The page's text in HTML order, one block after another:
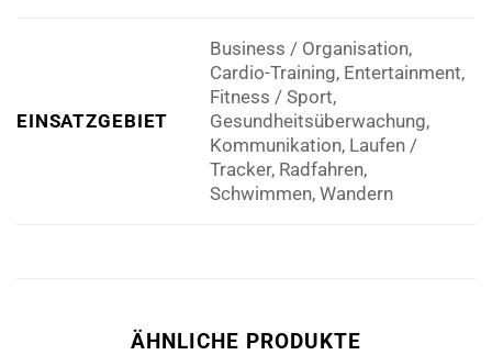
EINSATZGEBIET
Business / Organisation,
Cardio-Training, Entertainment,
Fitness / Sport,
Gesundheitsüberwachung,
Kommunikation, Laufen /
Tracker, Radfahren,
Schwimmen, Wandern
ÄHNLICHE PRODUKTE